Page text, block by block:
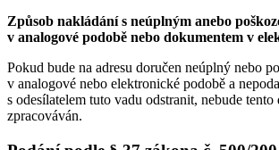
Způsob nakládání s neúplným anebo
v analogové podobě nebo dokumentem v
Pokud bude na adresu doručen neúplný nebo
v analogové nebo elektronické podobě a
s odesílatelem tuto vadu odstranit, nebude tento
zpracováván.